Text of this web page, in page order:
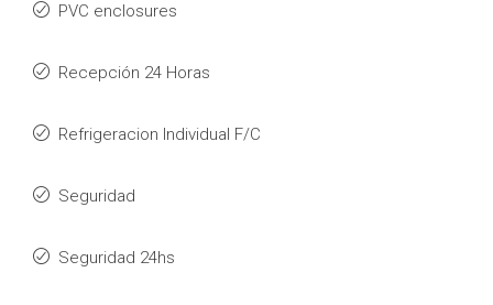
PVC enclosures
Recepción 24 Horas
Refrigeracion Individual F/C
Seguridad
Seguridad 24hs